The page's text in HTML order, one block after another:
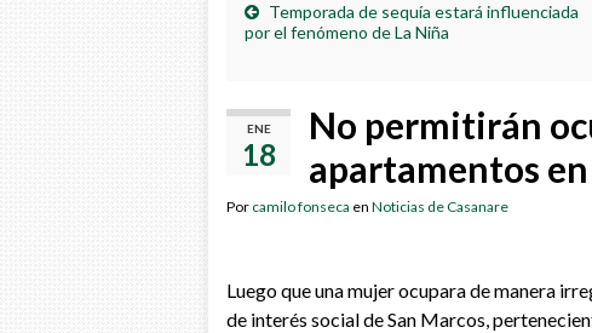
Temporada de sequía estará influenciada
por el fenómeno de La Niña
ENE
18
No permitirán
apartamentos
Por camilo fonseca en Noticias de Casanare
Luego que una mujer ocupara de manera
de interés social de San Marcos,